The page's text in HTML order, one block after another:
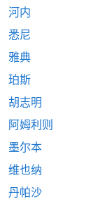
河内
悉尼
雅典
珀斯
胡志明
阿姆利则
墨尔本
维也纳
丹帕沙